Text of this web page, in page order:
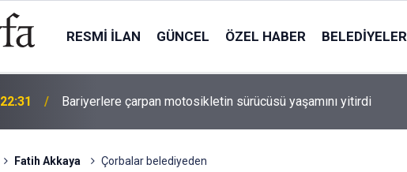
RESMI İLAN GÜNCEL ÖZEL HABER BELEDIYELER
21:51 Baz istasyonlarından 76 akü çalan zanlı tutuklandı
Fatih Akkaya Çorbalar belediyeden